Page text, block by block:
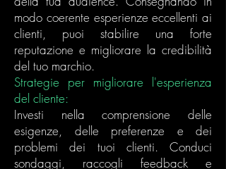
modo coerente esperienze eccellenti ai
clienti, puoi stabilire una forte
reputazione e migliorare la credibilità
del tuo marchio.
Strategie per migliorare l'esperienza
del cliente:
Investi nella comprensione delle
esigenze, delle preferenze e dei
problemi dei tuoi clienti. Conduci
sondaggi, raccogli feedback e